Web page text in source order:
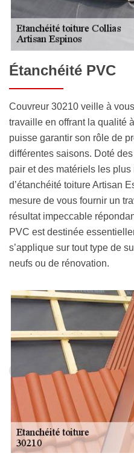
Étanchéité PVC
Couvreur 30210 veille à
travaille en offrant la qualité
puisse garantir son rôle de
différentes saisons. Doté
pair et des matériels les
d’étanchéité toiture Artisan
mesure de vous fournir un
résultat impeccable
PVC est destinée
s’applique sur tout type de
neufs ou de rénovation.